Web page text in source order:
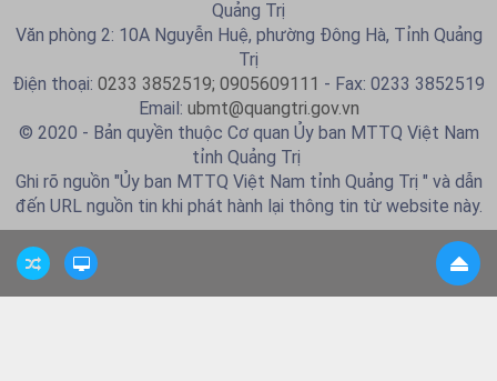
Quảng Trị
Văn phòng 2: 10A Nguyễn Huệ, phường Đông Hà, Tỉnh Quảng
Trị
Điện thoại: 0233 3852519; 0905609111 - Fax: 0233 3852519
Email: ubmt@quangtri.gov.vn
© 2020 - Bản quyền thuộc Cơ quan Ủy ban MTTQ Việt Nam
tỉnh Quảng Trị
Ghi rõ nguồn "Ủy ban MTTQ Việt Nam tỉnh Quảng Trị " và dẫn
đến URL nguồn tin khi phát hành lại thông tin từ website này.